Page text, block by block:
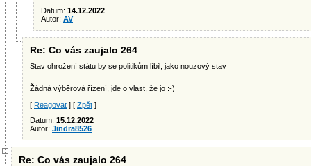
Datum: 14.12.2022
Autor: AV
Re: Co vás zaujalo 264
Stav ohrožení státu by se politikům líbil, jako nouzový stav
Žádná výběrová řízení, jde o vlast, že jo :-)
[ Reagovat ] [ Zpět ]
Datum: 15.12.2022
Autor: Jindra8526
Re: Co vás zaujalo 264